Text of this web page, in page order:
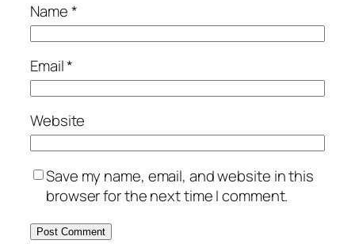
Name*
Email*
Website
Save my name, email, and website in this
browser for the next time I comment.